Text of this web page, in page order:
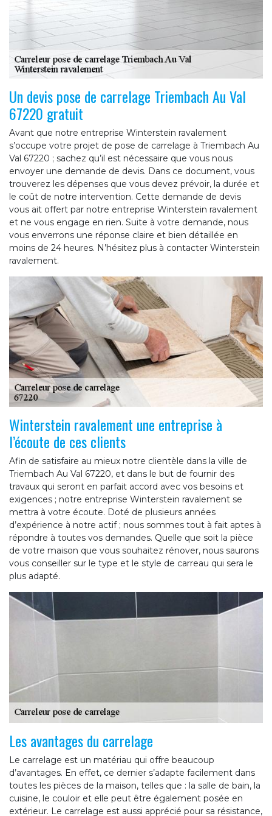
Un devis pose de carrelage Triembach Au Val
67220 gratuit
Avant que notre entreprise Winterstein ravalement
s’occupe votre projet de pose de carrelage à Triembach Au
Val 67220 ; sachez qu’il est nécessaire que vous nous
envoyer une demande de devis. Dans ce document, vous
trouverez les dépenses que vous devez prévoir, la durée et
le coût de notre intervention. Cette demande de devis
vous ait offert par notre entreprise Winterstein ravalement
et ne vous engage en rien. Suite à votre demande, nous
vous enverrons une réponse claire et bien détaillée en
moins de 24 heures. N’hésitez plus à contacter Winterstein
ravalement.
Winterstein ravalement une entreprise à
l’écoute de ces clients
Afin de satisfaire au mieux notre clientèle dans la ville de
Triembach Au Val 67220, et dans le but de fournir des
travaux qui seront en parfait accord avec vos besoins et
exigences ; notre entreprise Winterstein ravalement se
mettra à votre écoute. Doté de plusieurs années
d’expérience à notre actif ; nous sommes tout à fait aptes à
répondre à toutes vos demandes. Quelle que soit la pièce
de votre maison que vous souhaitez rénover, nous saurons
vous conseiller sur le type et le style de carreau qui sera le
plus adapté.
Les avantages du carrelage
Le carrelage est un matériau qui offre beaucoup
d’avantages. En effet, ce dernier s’adapte facilement dans
toutes les pièces de la maison, telles que : la salle de bain, la
cuisine, le couloir et elle peut être également posée en
extérieur. Le carrelage est aussi apprécié pour sa résistance,